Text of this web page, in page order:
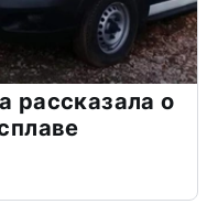
рассказала о